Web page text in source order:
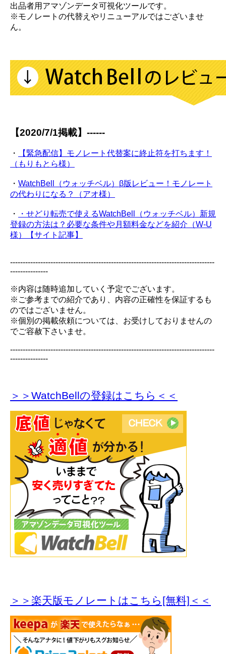
出品者用アマゾンデータ可視化ツールです。
※モノレートの代替えやリニューアルではございませ
ん。
【2020/7/1掲載】------
・
【緊急配信】モノレート代替案に終止符を打ちます！
（もりもとら様）
・ WatchBell（ウォッチベル）β版レビュー！モノレート
の代わりになる？（アオ様）
・
・せどり転売で使えるWatchBell（ウォッチベル）新規
登録の方法は？必要な条件や月額料金などを紹介（W-U
様）【サイト記事】
---------------------------------------------------------------------------------
---------------
※内容は随時追加していく予定でございます。
※ご参考までの紹介であり、内容の正確性を保証するも
のではございません。
※個別の掲載依頼については、お受けしておりませんの
でご容赦下さいませ。
---------------------------------------------------------------------------------
---------------
＞＞WatchBellの登録はこちら＜＜
＞＞楽天版モノレートはこちら[無料]＜＜